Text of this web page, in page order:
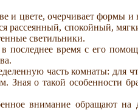
цвете, очерчивает формы
рассеянный, спокойный,
светильники.
в последнее время с его
часть комнаты: для
Зная о такой особенности
внимание обращают на